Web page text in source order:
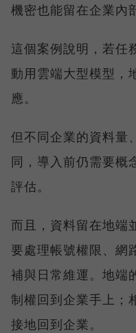
機密也能留在企業內
這個案例說明，若任
動用雲端大型模型，
應。
但不同企業的資料量
同，導入前仍需要概
評估。
而且，資料留在地端
要處理帳號權限、網
補與日常維運。地端
制權回到企業手上；
接地回到企業。